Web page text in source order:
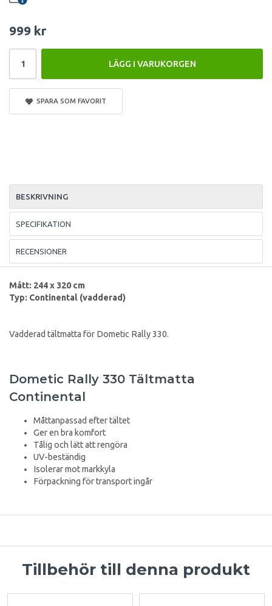
999 kr
LÄGG I VARUKORGEN
SPARA SOM FAVORIT
BESKRIVNING
SPECIFIKATION
RECENSIONER
Mått: 244 x 320 cm
Typ: Continental (vadderad)
Vadderad tältmatta för Dometic Rally 330.
Dometic Rally 330 Tältmatta
Continental
Måttanpassad efter tältet
Ger en bra komfort
Tålig och lätt att rengöra
UV-beständig
Isolerar mot markkyla
Förpackning för transport ingår
Tillbehör till denna produkt